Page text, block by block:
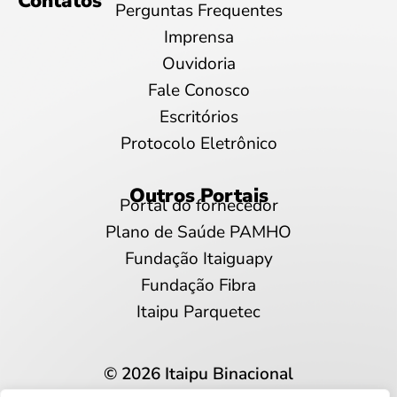
Perguntas Frequentes
Imprensa
Ouvidoria
Fale Conosco
Escritórios
Protocolo Eletrônico
Outros Portais
Portal do fornecedor
Plano de Saúde PAMHO
Fundação Itaiguapy
Fundação Fibra
Itaipu Parquetec
© 2026 Itaipu Binacional